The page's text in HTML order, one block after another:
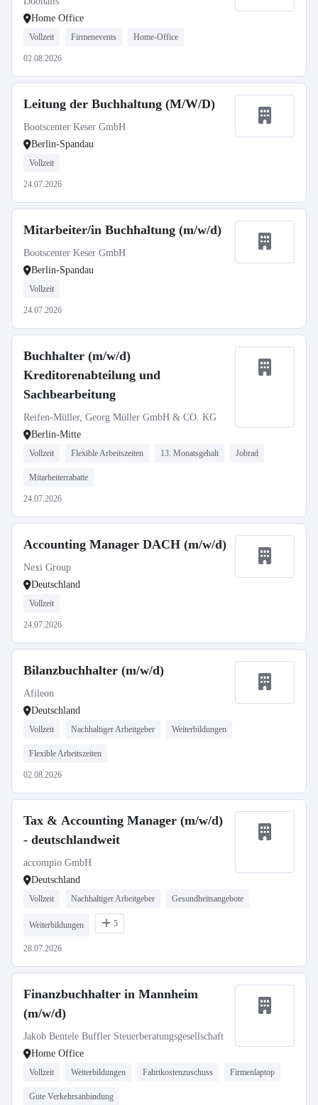
Home Office
Vollzeit Firmenevents Home-Office
02.08.2026
Leitung der Buchhaltung (M/W/D)
Bootscenter Keser GmbH
Berlin-Spandau
Vollzeit
24.07.2026
Mitarbeiter/in Buchhaltung (m/w/d)
Bootscenter Keser GmbH
Berlin-Spandau
Vollzeit
24.07.2026
Buchhalter (m/w/d)
Kreditorenabteilung und
Sachbearbeitung
Reifen-Müller, Georg Müller GmbH & CO. KG
Berlin-Mitte
Vollzeit Flexible Arbeitszeiten 13. Monatsgehalt Jobrad
Mitarbeiterrabatte
24.07.2026
Accounting Manager DACH (m/w/d)
Nexi Group
Deutschland
Vollzeit
24.07.2026
Bilanzbuchhalter (m/w/d)
Afileon
Deutschland
Vollzeit Nachhaltiger Arbeitgeber Weiterbildungen
Flexible Arbeitszeiten
02.08.2026
Tax & Accounting Manager (m/w/d)
- deutschlandweit
accompio GmbH
Deutschland
Vollzeit Nachhaltiger Arbeitgeber Gesundheitsangebote
Weiterbildungen 5
28.07.2026
Finanzbuchhalter in Mannheim
(m/w/d)
Jakob Bentele Buffler Steuerberatungsgesellschaft
Home Office
Vollzeit Weiterbildungen Fahrtkostenzuschuss Firmenlaptop
Gute Verkehrsanbindung